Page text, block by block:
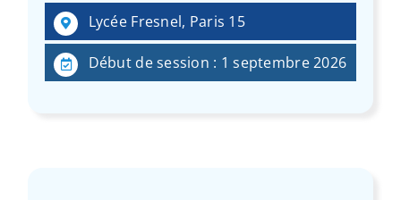
Lycée Fresnel, Paris 15
Début de session : 1 septembre 2026